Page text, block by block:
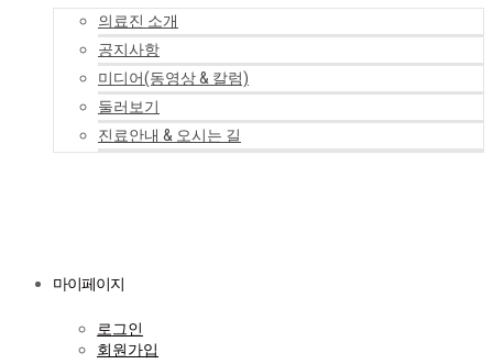
의료진 소개
공지사항
미디어(동영상 & 칼럼)
둘러보기
진료안내 & 오시는 길
마이페이지
로그인
회원가입